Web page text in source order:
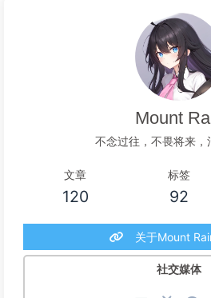
Mount
不念过往，不畏将来，
文章
120
标签
92
关于Mount
社交媒体